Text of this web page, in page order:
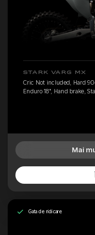
STARK VARG MX
Cric Not included, Hard
Enduro 18", Hand brake,
Mai
Gata de ridicare